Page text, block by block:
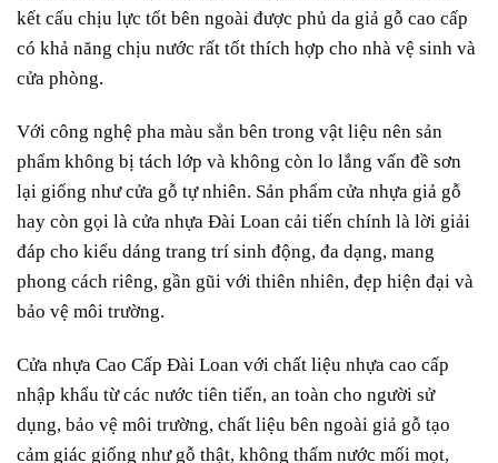
kết cấu chịu lực tốt bên ngoài được phủ da giả gỗ cao cấp
có khả năng chịu nước rất tốt thích hợp cho nhà vệ sinh và
cửa phòng.
Với công nghệ pha màu sẳn bên trong vật liệu nên sản
phẩm không bị tách lớp và không còn lo lắng vấn đề sơn
lại giống như cửa gỗ tự nhiên. Sản phẩm cửa nhựa giả gỗ
hay còn gọi là cửa nhựa Đài Loan cải tiến chính là lời giải
đáp cho kiểu dáng trang trí sinh động, đa dạng, mang
phong cách riêng, gần gũi với thiên nhiên, đẹp hiện đại và
bảo vệ môi trường.
Cửa nhựa Cao Cấp Đài Loan với chất liệu nhựa cao cấp
nhập khẩu từ các nước tiên tiến, an toàn cho người sử
dụng, bảo vệ môi trường, chất liệu bên ngoài giả gỗ tạo
cảm giác giống như gỗ thật, không thấm nước mối mọt,